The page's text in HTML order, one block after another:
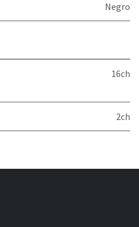
Negro
16ch
2ch